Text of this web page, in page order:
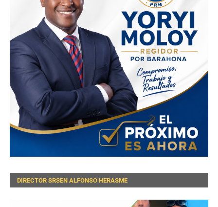
DIRECTOR SRSEN ALFONSO HERASME